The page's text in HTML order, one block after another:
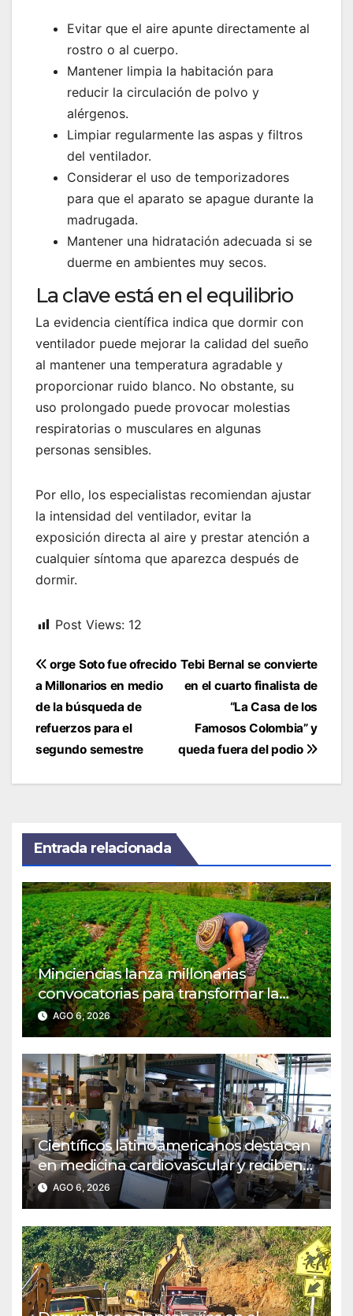
Evitar que el aire apunte directamente al
rostro o al cuerpo.
Mantener limpia la habitación para
reducir la circulación de polvo y
alérgenos.
Limpiar regularmente las aspas y filtros
del ventilador.
Considerar el uso de temporizadores
para que el aparato se apague durante la
madrugada.
Mantener una hidratación adecuada si se
duerme en ambientes muy secos.
La clave está en el equilibrio
La evidencia científica indica que dormir con
ventilador puede mejorar la calidad del sueño
al mantener una temperatura agradable y
proporcionar ruido blanco. No obstante, su
uso prolongado puede provocar molestias
respiratorias o musculares en algunas
personas sensibles.
Por ello, los especialistas recomiendan ajustar
la intensidad del ventilador, evitar la
exposición directa al aire y prestar atención a
cualquier síntoma que aparezca después de
dormir.
Post Views: 12
Navegación
de
entradas
Tebi Bernal se convierte
en el cuarto finalista de
“La Casa de los
Famosos Colombia” y
queda fuera del podio
orge Soto fue ofrecido
a Millonarios en medio
de la búsqueda de
refuerzos para el
segundo semestre
Entrada relacionada
Minciencias lanza millonarias
convocatorias para transformar la
agroindustria en regiones PDET
AGO 6, 2026
Científicos latinoamericanos destacan
en medicina cardiovascular y reciben
reconocimiento del MIT
AGO 6, 2026